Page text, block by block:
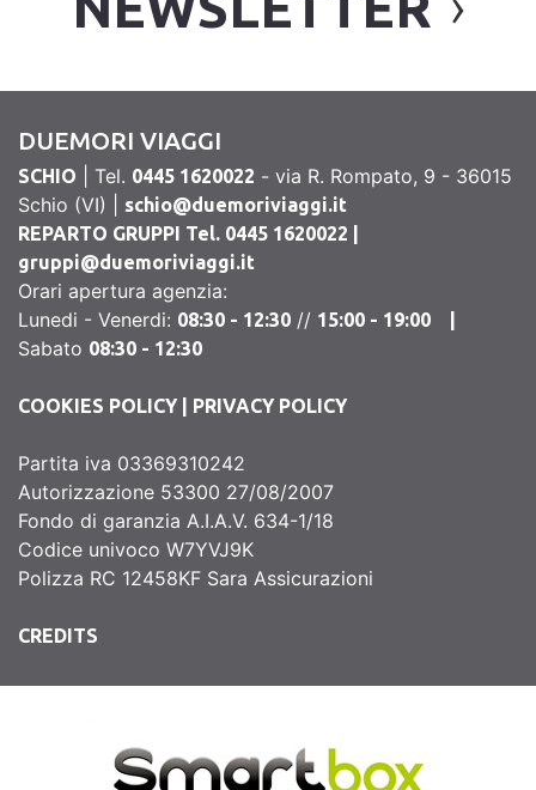
DUEMORI VIAGGI
SCHIO | Tel. 0445 1620022 - via R. Rompato, 9 - 36015
Schio (VI) |
schio@duemoriviaggi.it
REPARTO GRUPPI Tel. 0445 1620022 |
gruppi@duemoriviaggi.it
Orari apertura agenzia:
Lunedi - Venerdi: 08:30 - 12:30 // 15:00 - 19:00 |
Sabato 08:30 - 12:30
COOKIES POLICY| PRIVACY POLICY
Partita iva 03369310242
Autorizzazione 53300 27/08/2007
Fondo di garanzia A.I.A.V. 634-1/18
Codice univoco W7YVJ9K
Polizza RC 12458KF Sara Assicurazioni
CREDITS